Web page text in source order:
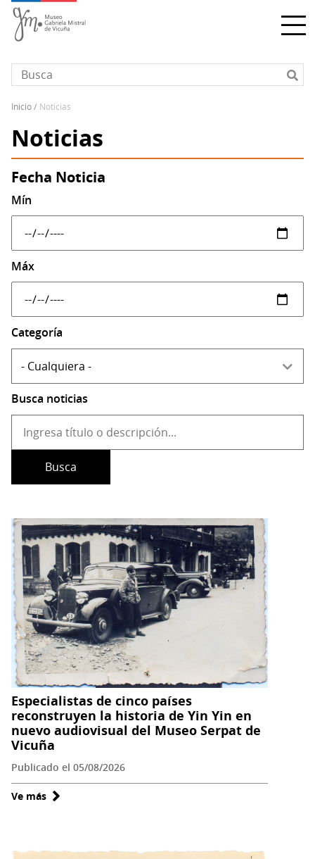
Pasar
contenido
principal
enlaces
de
ayuda
a
la
navegación
inicio noticias
Noticias
Fecha Noticia
Mín
Máx
Categoría
Busca noticias
Especialistas de cinco países
reconstruyen la historia de Yin Yin en
nuevo audiovisual del Museo Serpat de
Vicuña
Publicado el 05/08/2026
Ve más sobre
cinco